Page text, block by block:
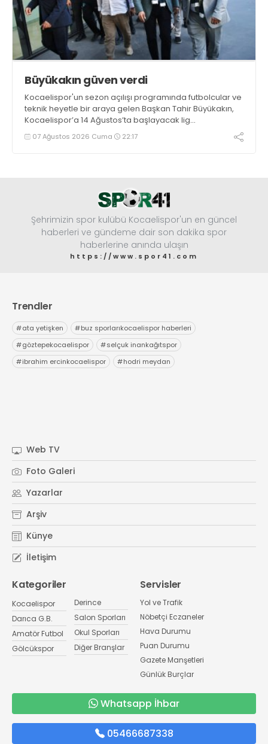
Büyükakın güven verdi
Kocaelispor'un sezon açılışı programında futbolcular ve
teknik heyetle bir araya gelen Başkan Tahir Büyükakın,
Kocaelispor’a 14 Ağustos’ta başlayacak lig
maratonunda başarılar diledi ve “Yanınızdayım” dedi.
07 Ağustos 2026 Cuma 22:17
Şehrimizin spor kulübü Kocaelispor'un en güncel
haberleri ve gündeme dair son dakika spor
haberlerine anında ulaşın
https://www.spor41.com
Trendler
#ata yetişken #buz sporlarıkocaelispor haberleri
#göztepekocaelispor #selçuk inankağıtspor
#ibrahim ercinkocaelispor #hodri meydan
Web TV
Foto Galeri
Yazarlar
Arşiv
Künye
İletişim
Kategoriler
Kocaelispor
Darıca G.B.
Amatör Futbol
Gölcükspor
Derince
Salon Sporları
Okul Sporları
Diğer Branşlar
Servisler
Yol ve Trafik
Nöbetçi Eczaneler
Hava Durumu
Puan Durumu
Gazete Manşetleri
Günlük Burçlar
Whatsapp İhbar
05466687338